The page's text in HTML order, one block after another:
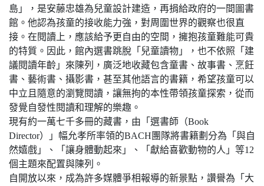
島」，是安藤忠雄為兒童設計建造，再捐給政府的一間圖書
館。他認為孩童的接收能力強，對周圍世界的觀察也很直
接。在閱讀上，應該給予更自由的空間，擁抱孩童難能可貴
的特質。因此，館內選書跳脫「兒童讀物」，也不依照「建
議閱讀年齡」來陳列，廣泛地收藏包含童書、故事書、烹飪
書、藝術書、攝影書，甚至其他語言的書籍，希望孩童可以
中立且隨意的瀏覽閱讀，讓無拘的本性帶領孩童探索，從而
發覺自發性閱讀和理解的樂趣。
現有約一萬七千多冊的藏書，由「選書師（Book
Director）」幅允孝所率領的BACH團隊將書籍劃分為「與自
然嬉戲」、「讓身體動起來」、「獻給喜歡動物的人」等12
個主題來配置與陳列。
自開放以來，成為許多媒體爭相報導的新景點，讚譽為「大